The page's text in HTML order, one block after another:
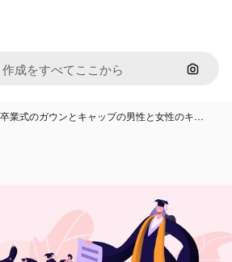
画像で
卒業式のガウンとキャップの男性と女性のキ…